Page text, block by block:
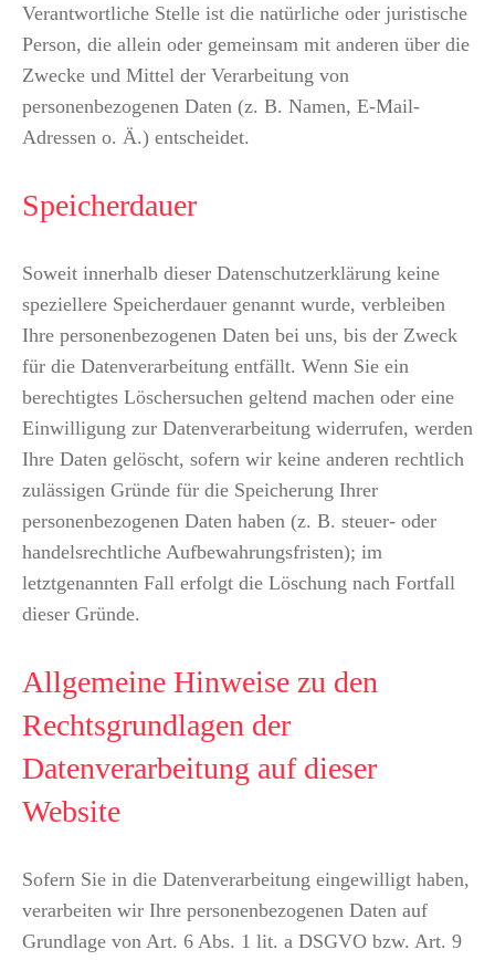
Verantwortliche Stelle ist die natürliche oder juristische
Person, die allein oder gemeinsam mit anderen über die
Zwecke und Mittel der Verarbeitung von
personenbezogenen Daten (z. B. Namen, E-Mail-
Adressen o. Ä.) entscheidet.
Speicherdauer
Soweit innerhalb dieser Datenschutzerklärung keine
speziellere Speicherdauer genannt wurde, verbleiben
Ihre personenbezogenen Daten bei uns, bis der Zweck
für die Datenverarbeitung entfällt. Wenn Sie ein
berechtigtes Löschersuchen geltend machen oder eine
Einwilligung zur Datenverarbeitung widerrufen, werden
Ihre Daten gelöscht, sofern wir keine anderen rechtlich
zulässigen Gründe für die Speicherung Ihrer
personenbezogenen Daten haben (z. B. steuer- oder
handelsrechtliche Aufbewahrungsfristen); im
letztgenannten Fall erfolgt die Löschung nach Fortfall
dieser Gründe.
Allgemeine Hinweise zu den
Rechtsgrundlagen der
Datenverarbeitung auf dieser
Website
Sofern Sie in die Datenverarbeitung eingewilligt haben,
verarbeiten wir Ihre personenbezogenen Daten auf
Grundlage von Art. 6 Abs. 1 lit. a DSGVO bzw. Art. 9